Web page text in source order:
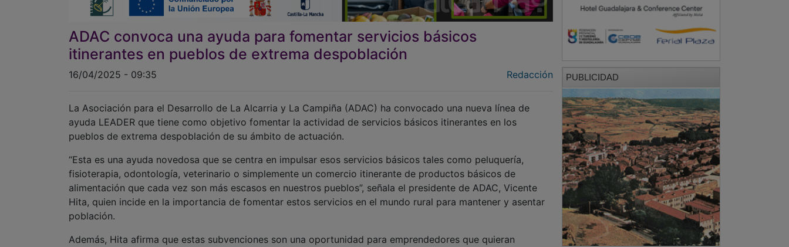
ADAC convoca una ayuda para fomentar servicios básicos
itinerantes en pueblos de extrema despoblación
16/04/2025 - 09:35 Redacción
La Asociación para el Desarrollo de La Alcarria y La Campiña (ADAC) ha convocado una nueva línea de
ayuda LEADER que tiene como objetivo fomentar la actividad de servicios básicos itinerantes en los
pueblos de extrema despoblación de su ámbito de actuación.
“Esta es una ayuda novedosa que se centra en impulsar esos servicios básicos tales como peluquería,
fisioterapia, odontología, veterinario o simplemente un comercio itinerante de productos básicos de
alimentación que cada vez son más escasos en nuestros pueblos”, señala el presidente de ADAC, Vicente
Hita, quien incide en la importancia de fomentar estos servicios en el mundo rural para mantener y asentar
población.
Además, Hita afirma que estas subvenciones son una oportunidad para emprendedores que quieran
PUBLICIDAD